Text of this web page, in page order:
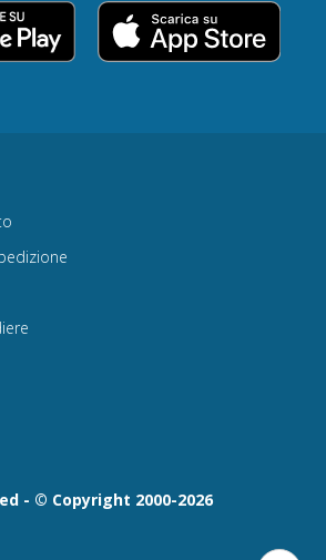
- © Copyright 2000-2026